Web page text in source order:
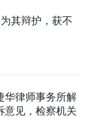
其辩护，获不
华律师事务所解
意见，检察机关